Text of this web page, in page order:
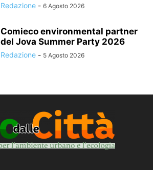
Redazione - 6 Agosto 2026
Comieco environmental partner
del Jova Summer Party 2026
Redazione - 5 Agosto 2026